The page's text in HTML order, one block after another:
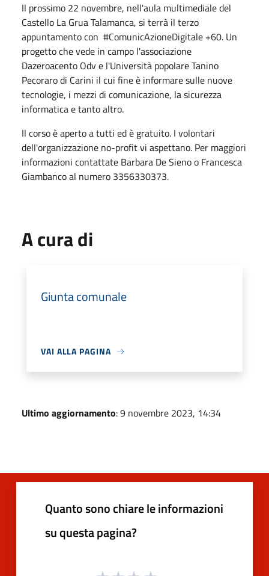
Il prossimo 22 novembre, nell'aula multimediale del
Castello La Grua Talamanca, si terrà il terzo
appuntamento con #ComunicAzioneDigitale +60. Un
progetto che vede in campo l'associazione
Dazeroacento Odv e l'Università popolare Tanino
Pecoraro di Carini il cui fine è informare sulle nuove
tecnologie, i mezzi di comunicazione, la sicurezza
informatica e tanto altro.
Il corso è aperto a tutti ed è gratuito. I volontari
dell'organizzazione no-profit vi aspettano. Per maggiori
informazioni contattate Barbara De Sieno o Francesca
Giambanco al numero 3356330373.
A cura di
Giunta comunale
VAI ALLA PAGINA
Ultimo aggiornamento: 9 novembre 2023, 14:34
Quanto sono chiare le informazioni
su questa pagina?